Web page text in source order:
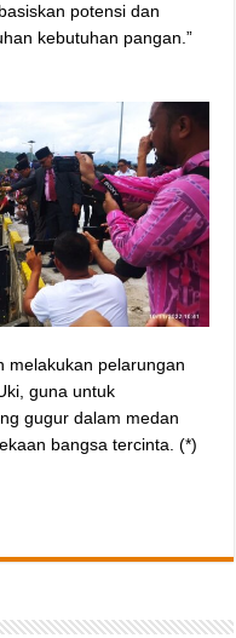
potensi dan
kebutuhan pangan.”
melakukan pelarungan
guna untuk
gugur dalam medan
bangsa tercinta. (*)